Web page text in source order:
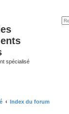
spécialisé
Index du forum